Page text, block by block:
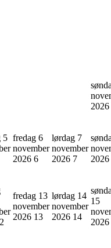
2026
5 fredag 6
november
2026 6
lørdag 7
november
2026 7
2026
fredag 13
november
2026 13
lørdag 14
november
2026 14
15
2026